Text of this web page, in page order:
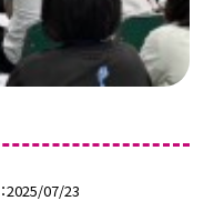
2025/07/23